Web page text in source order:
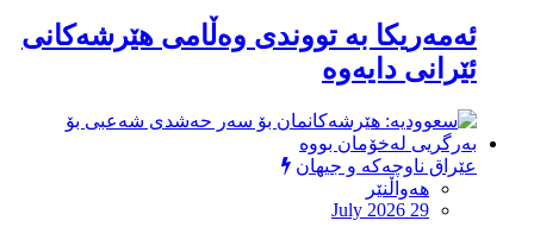
ئەمەریکا بە تووندی وەڵامی هێرشەکانی
ئێرانی دایەوە
عێراق ناوچەکە و جیهان
هەواڵنێر
July 2026 29